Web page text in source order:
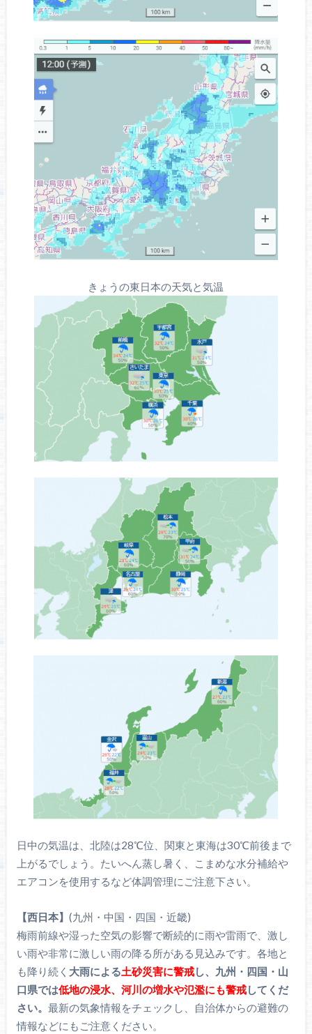
きょうの東日本の天気と気温
日中の気温は、北陸は28℃位、関東と東海は30℃前後まで
上がるでしょう。たいへん蒸し暑く、こまめな水分補給や
エアコンを使用するなど体調管理にご注意下さい。
【西日本】 (九州・中国・四国・近畿)
梅雨前線や湿った空気の影響で断続的に雨や雷雨で、激し
い雨や非常に激しい雨の降る所がある見込みです。各地と
も降り続く 大雨による土砂災害に警戒し、九州・四国・山
口県では低地の浸水、河川の増水や氾濫にも警戒してくだ
さい。 最新の気象情報をチェックし、自治体からの避難の
情報などにもご注意ください。